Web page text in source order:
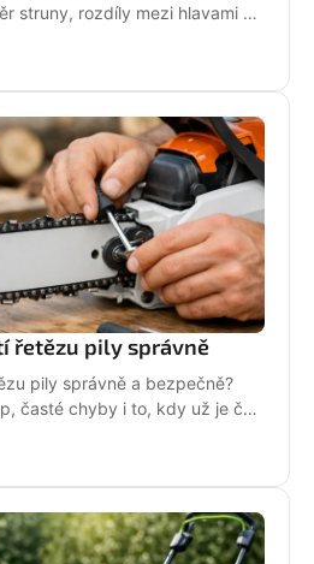
struny, rozdíly mezi hlavami a
řetězu pily správně
pily správně a bezpečně?
časté chyby i to, kdy už je čas